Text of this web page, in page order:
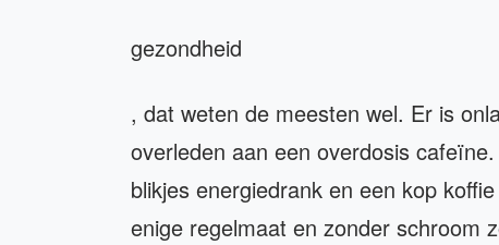
gezondheid
, dat weten de meesten wel. Er is
overleden aan een overdosis
blikjes energiedrank en een kop
enige regelmaat en zonder schroom